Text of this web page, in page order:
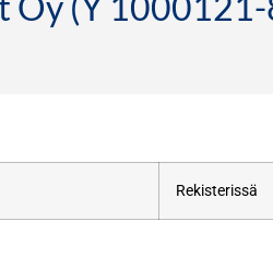
Rekisterissä